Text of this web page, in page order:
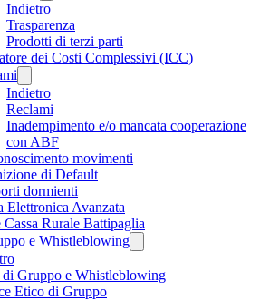
Indietro
Trasparenza
Prodotti di terzi parti
dei Costi Complessivi (ICC)
Indietro
Reclami
Inadempimento e/o mancata cooperazione
con ABF
movimenti
di Default
dormienti
Elettronica Avanzata
Cassa Rurale Battipaglia
e Whistleblowing
di Gruppo e Whistleblowing
Etico di Gruppo